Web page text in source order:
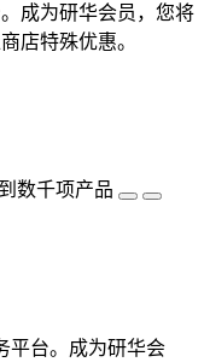
成为研华会员，您将
店特殊优惠。
数千项产品
平台。成为研华会